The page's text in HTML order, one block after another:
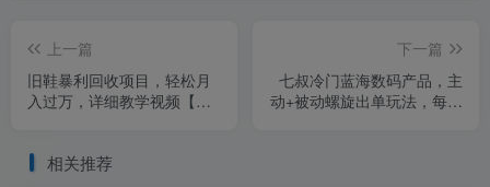
上一篇
旧鞋暴利回收项目，轻松月
入过万，详细教学视频【揭
下一篇
七叔冷门蓝海数码产品，主
动+被动螺旋出单玩法，每天
相关推荐